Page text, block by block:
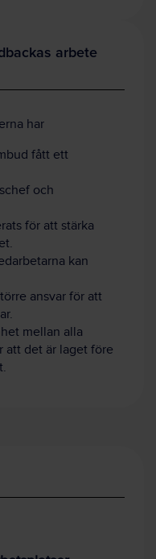
arbete
har
fått ett
och
för att stärka
kan
ansvar för att
mellan alla
att det är laget före